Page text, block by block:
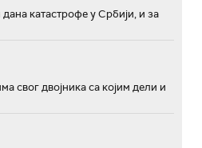
катастрофе у Србији, и за
свог двојника са којим дели и